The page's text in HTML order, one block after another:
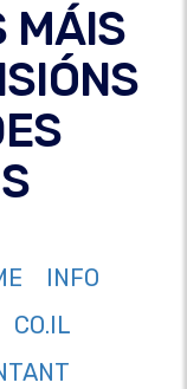
MÁIS
INFO
CO.IL